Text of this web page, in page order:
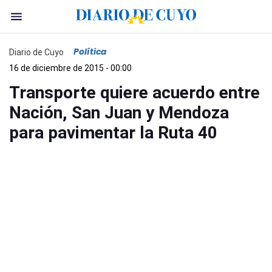
Diario de Cuyo Política
16 de diciembre de 2015 - 00:00
Transporte quiere acuerdo entre
Nación, San Juan y Mendoza
para pavimentar la Ruta 40